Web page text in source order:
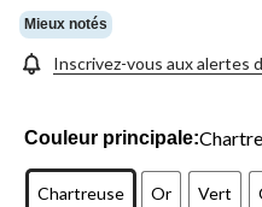
Mieux notés
Inscrivez-vous aux alertes
Couleur principale:
Chartreuse Or Vert